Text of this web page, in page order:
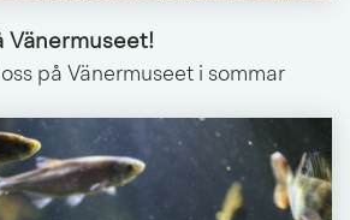
Vänermuseet!
på Vänermuseet i sommar